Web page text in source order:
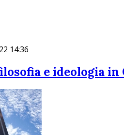
14:36
e ideologia in